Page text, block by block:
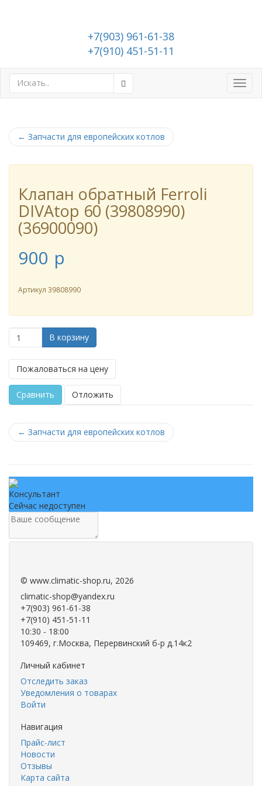
+7(903) 961-61-38
+7(910) 451-51-11
← Запчасти для европейских котлов
Клапан обратный Ferroli
DIVAtop 60 (39808990)
(36900090)
900 p
Артикул 39808990
В корзину
Пожаловаться на цену
Сравнить Отложить
← Запчасти для европейских котлов
Консультант
Сейчас недоступен
© www.climatic-shop.ru, 2026
climatic-shop@yandex.ru
+7(903) 961-61-38
+7(910) 451-51-11
10:30 - 18:00
109469, г.Москва, Перервинский б-р д.14к2
Личный кабинет
Отследить заказ
Уведомления о товарах
Войти
Навигация
Прайс-лист
Новости
Отзывы
Карта сайта